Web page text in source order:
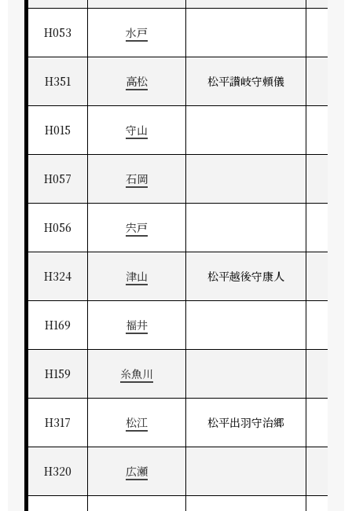
H053 水戸
H351 高松 松平讃岐守頼儀
H015 守山
H057 石岡
H056 宍戸
H324 津山 松平越後守康人
H169 福井
H159 糸魚川
H317 松江 松平出羽守治郷
H320 広瀬